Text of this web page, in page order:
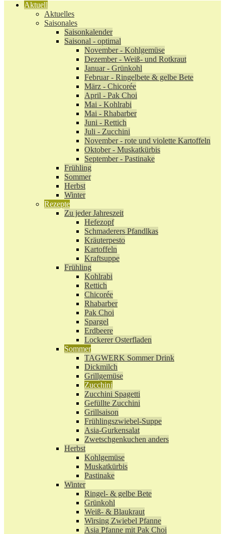
Aktuell
Aktuelles
Saisonales
Saisonkalender
Saisonal - optimal
November - Kohlgemüse
Dezember - Weiß- und Rotkraut
Januar - Grünkohl
Februar - Ringelbete & gelbe Bete
März - Chicorée
April - Pak Choi
Mai - Kohlrabi
Mai - Rhabarber
Juni - Rettich
Juli - Zucchini
November - rote und violette Kartoffeln
Oktober - Muskatkürbis
September - Pastinake
Frühling
Sommer
Herbst
Winter
Rezepte
Zu jeder Jahreszeit
Hefezopf
Schmaderers Pfandlkas
Kräuterpesto
Kartoffeln
Kraftsuppe
Frühling
Kohlrabi
Rettich
Chicorée
Rhabarber
Pak Choi
Spargel
Erdbeere
Lockerer Osterfladen
Sommer
TAGWERK Sommer Drink
Dickmilch
Grillgemüse
Zucchini
Zucchini Spagetti
Gefüllte Zucchini
Grillsaison
Frühlingszwiebel-Suppe
Asia-Gurkensalat
Zwetschgenkuchen anders
Herbst
Kohlgemüse
Muskatkürbis
Pastinake
Winter
Ringel- & gelbe Bete
Grünkohl
Weiß- & Blaukraut
Wirsing Zwiebel Pfanne
Asia Pfanne mit Pak Choi